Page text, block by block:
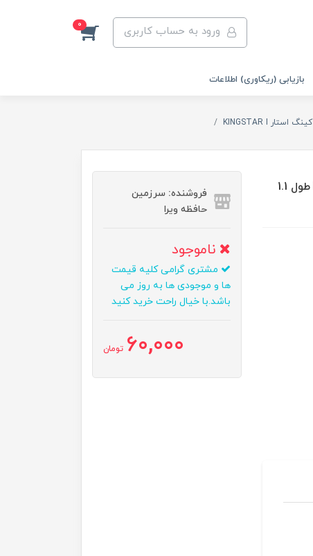
ورود به حساب کاربری 0
بازیابی (ریکاوری) اطلاعات
کینگ استار KINGSTAR I
کابل تبدیل USB به MicroUSB کینگ استار مدل K112 A طول 1.1
فروشنده: سرزمین
حافظه ویرا
ناموجود
مشتری گرامی کلیه قیمت
ها و موجودی ها به روز می
باشد.با خیال راحت خرید کنید
60,000 تومان